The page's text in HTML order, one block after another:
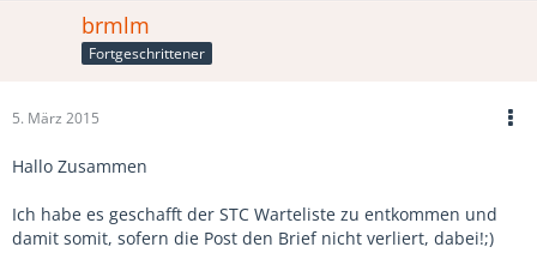
brmlm
Fortgeschrittener
5. März 2015
Hallo Zusammen
Ich habe es geschafft der STC Warteliste zu entkommen und
damit somit, sofern die Post den Brief nicht verliert, dabei!;)